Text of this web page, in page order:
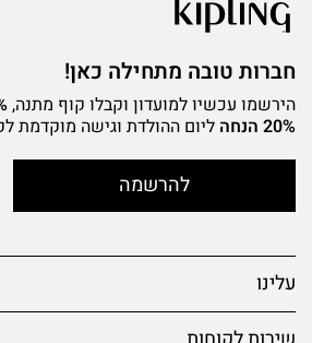
חברות טובה מתחילה כאן!
הירשמו עכשיו למועדון וקבלו קוף מתנה,
20% הנחה
ליום ההולדת וגישה מוקדמת
להרשמה
עלינו